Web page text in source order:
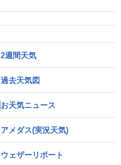
2週間天気
過去天気図
お天気ニュース
アメダス(実況天気)
ウェザーリポート